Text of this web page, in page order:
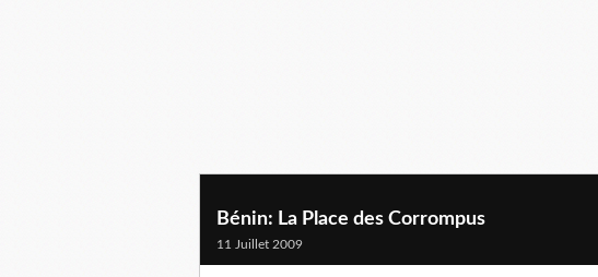
Bénin: La Place des Corrompus
11 Juillet 2009